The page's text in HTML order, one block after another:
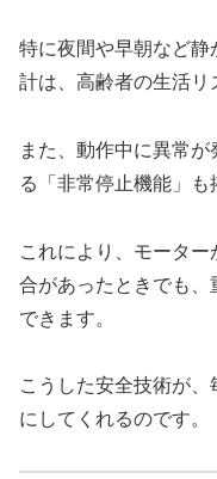
特に夜間や早朝など
計は、高齢者の生活リ
また、動作中に異常
る「非常停止機能」も
これにより、モータ
合があったときでも
できます。
こうした安全技術が
にしてくれるのです。